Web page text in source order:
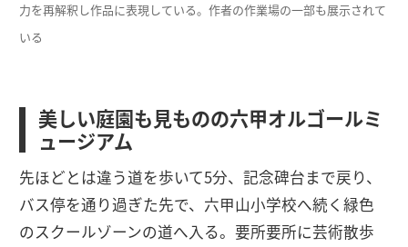
力を再解釈し作品に表現している。作者の作業場の一部も展示されて
いる
美しい庭園も見ものの六甲オルゴールミ
ュージアム
先ほどとは違う道を歩いて5分、記念碑台まで戻り、
バス停を通り過ぎた先で、六甲山小学校へ続く緑色
のスクールゾーンの道へ入る。要所要所に芸術散歩